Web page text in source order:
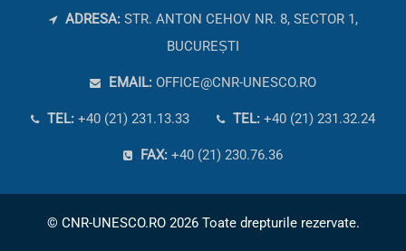
ADRESA: STR. ANTON CEHOV NR. 8, SECTOR 1,
BUCUREȘTI
EMAIL: OFFICE@CNR-UNESCO.RO
TEL: +40 (21) 231.13.33 TEL: +40 (21) 231.32.24
FAX: +40 (21) 230.76.36
© CNR-UNESCO.RO 2026 Toate drepturile rezervate.